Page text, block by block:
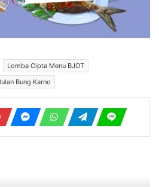
Lomba Cipta Menu BJOT
Bung Karno